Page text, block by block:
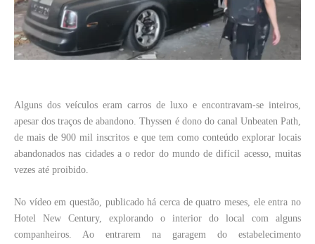
Alguns dos veículos eram carros de luxo e encontravam-se inteiros,
apesar dos traços de abandono. Thyssen é dono do canal Unbeaten Path,
de mais de 900 mil inscritos e que tem como conteúdo explorar locais
abandonados nas cidades a o redor do mundo de difícil acesso, muitas
vezes até proibido.
No vídeo em questão, publicado há cerca de quatro meses, ele entra no
Hotel New Century, explorando o interior do local com alguns
companheiros. Ao entrarem na garagem do estabelecimento